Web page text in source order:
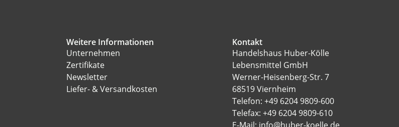
Weitere Informationen
Unternehmen
Zertifikate
Newsletter
Liefer- & Versandkosten
Kontakt
Handelshaus Huber-Kölle
Lebensmittel GmbH
Werner-Heisenberg-Str. 7
68519 Viernheim
Telefon: +49 6204 9809-600
Telefax: +49 6204 9809-610